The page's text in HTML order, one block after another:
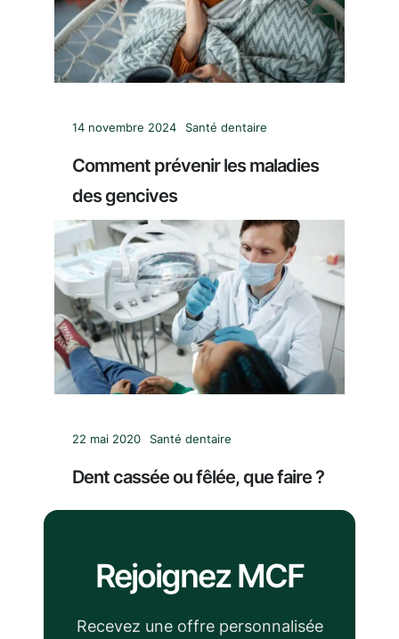
14 novembre 2024 Santé dentaire
Comment prévenir les maladies
des gencives
22 mai 2020 Santé dentaire
Dent cassée ou fêlée, que faire ?
Rejoignez MCF
Recevez une offre personnalisée